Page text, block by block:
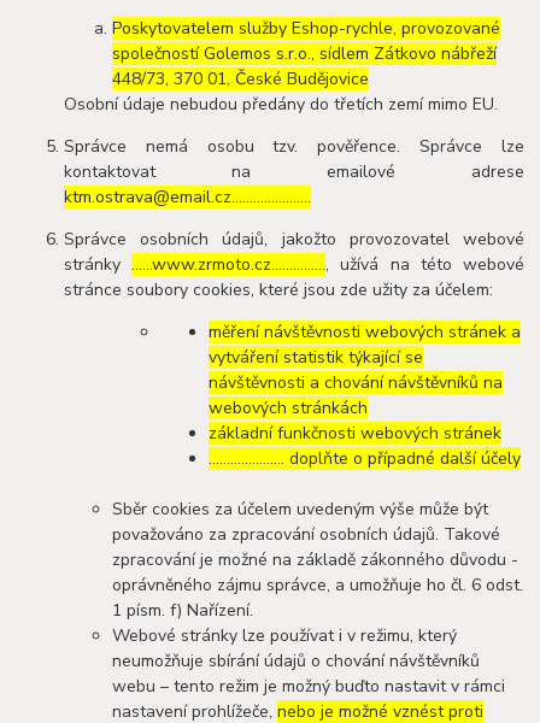
Poskytovatelem služby Eshop-rychle, provozované
společností Golemos s.r.o., sídlem Zátkovo nábřeží
448/73, 370 01, České Budějovice
Osobní údaje nebudou předány do třetích zemí mimo EU.
Správce nemá osobu tzv. pověřence. Správce lze
kontaktovat na emailové adrese
ktm.ostrava@email.cz………………….
Správce osobních údajů, jakožto provozovatel webové
stránky……www.zrmoto.cz……………, užívá na této webové
stránce soubory cookies, které jsou zde užity za účelem:
měření návštěvnosti webových stránek a
vytváření statistik týkající se
návštěvnosti a chování návštěvníků na
webových stránkách
základní funkčnosti webových stránek
………………… doplňte o případné další účely
Sběr cookies za účelem uvedeným výše může být
považováno za zpracování osobních údajů. Takové
zpracování je možné na základě zákonného důvodu -
oprávněného zájmu správce, a umožňuje ho čl. 6 odst.
1 písm. f) Nařízení.
Webové stránky lze používat i v režimu, který
neumožňuje sbírání údajů o chování návštěvníků
webu – tento režim je možný buďto nastavit v rámci
nastavení prohlížeče,nebo je možné vznést proti